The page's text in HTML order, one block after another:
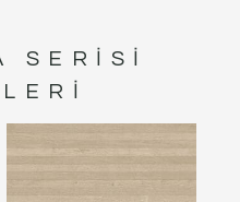
SERISI